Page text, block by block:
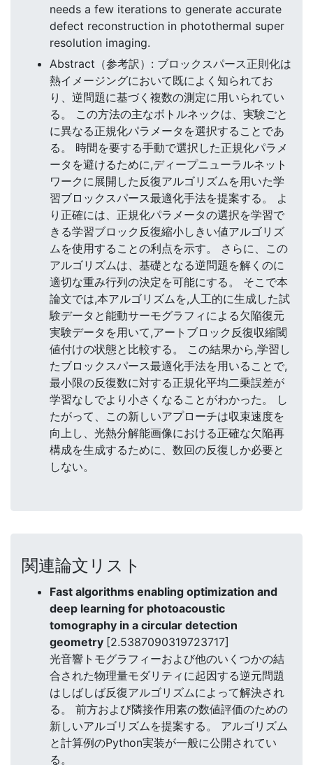
needs a few iterations to generate accurate
defect reconstruction in photothermal super
resolution imaging.
Abstract（参考訳）: ブロックスパース正則化は
熱イメージングにおいて既によく知られてお
り、逆問題に基づく複数の測定に用いられてい
る。 この方法の主なボトルネックは、実験ごと
に異なる正規化パラメータを選択することであ
る。 時間を要する手動で選択した正規化パラメ
ータを避けるために,ディープニューラルネット
ワークに展開した反復アルゴリズムを用いた学
習ブロックスパース最適化手法を提案する。 よ
り正確には、正規化パラメータの選択を学習で
きる学習ブロック反復縮小しきい値アルゴリズ
ムを使用することの利点を示す。 さらに、この
アルゴリズムは、基礎となる逆問題を解くのに
適切な重み行列の決定を可能にする。 そこで本
論文では,本アルゴリズムを,人工的に生成した試
験データと能動サーモグラフィによる欠陥復元
実験データを用いて,アートブロック反復収縮閾
値付けの状態と比較する。 この結果から,学習し
たブロックスパース最適化手法を用いることで,
最小限の反復数に対する正規化平均二乗誤差が
学習なしでより小さくなることがわかった。 し
たがって、この新しいアプローチは収束速度を
向上し、光熱分解能画像における正確な欠陥再
構成を生成するために、数回の反復しか必要と
しない。
関連論文リスト
Fast algorithms enabling optimization and
deep learning for photoacoustic
tomography in a circular detection
geometry [2.5387090319723717]
光音響トモグラフィーおよび他のいくつかの結
合された物理量モダリティに起因する逆元問題
はしばしば反復アルゴリズムによって解決され
る。 前方および隣接作用素の数値評価のための
新しいアルゴリズムを提案する。 アルゴリズム
と計算例のPython実装が一般に公開されてい
る。